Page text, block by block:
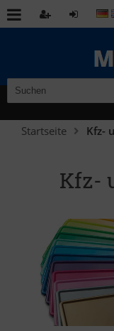
Startseite Kfz-
Kfz-